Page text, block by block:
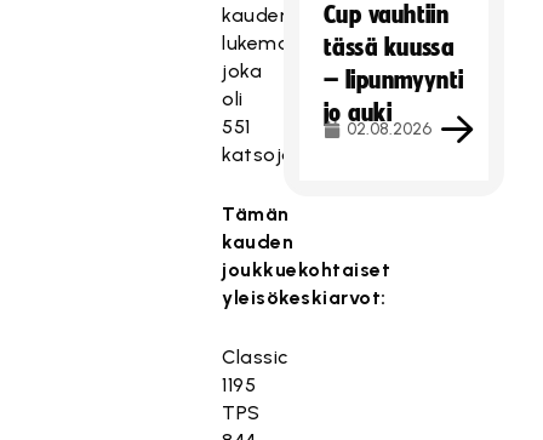
kauden
lukemaan,
joka
oli
551
katsojaa.
Tämän
kauden
joukkuekohtaiset
yleisökeskiarvot:
Classic
1195
TPS
Cup vauhtiin
tässä kuussa
– lipunmyynti
jo auki
02.08.2026